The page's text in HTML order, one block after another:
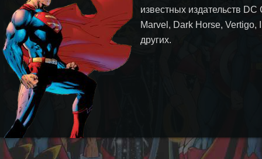
известных издательств DC
Marvel, Dark Horse, Vertigo,
других.